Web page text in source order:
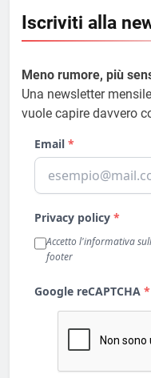
Iscriviti alla
Meno rumore, più
Una newsletter
vuole capire davvero